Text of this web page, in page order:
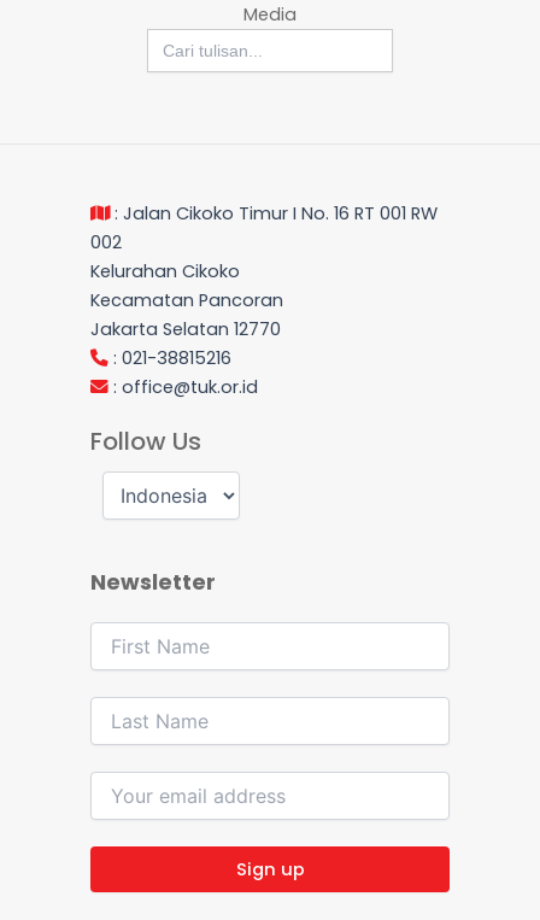
Media
Search
for:
: Jalan Cikoko Timur I No. 16 RT 001 RW
002
Kelurahan Cikoko
Kecamatan Pancoran
Jakarta Selatan 12770
: 021-38815216
: office@tuk.or.id
Follow Us
Newsletter